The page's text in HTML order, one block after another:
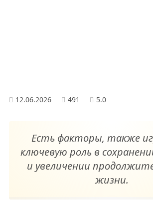
12.06.2026 491 5.0
Есть факторы, также
ключевую роль в
и увеличении
жизни.